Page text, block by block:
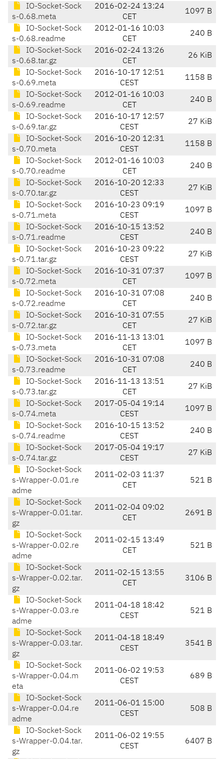
IO-Socket-Sock
s-0.68.meta
2016-02-24 13:24
CET
1097 B
IO-Socket-Sock
s-0.68.readme
2012-01-16 10:03
CET
240 B
IO-Socket-Sock
s-0.68.tar.gz
2016-02-24 13:26
CET
26 KiB
IO-Socket-Sock
s-0.69.meta
2016-10-17 12:51
CEST
1158 B
IO-Socket-Sock
s-0.69.readme
2012-01-16 10:03
CET
240 B
IO-Socket-Sock
s-0.69.tar.gz
2016-10-17 12:57
CEST
27 KiB
IO-Socket-Sock
s-0.70.meta
2016-10-20 12:31
CEST
1158 B
IO-Socket-Sock
s-0.70.readme
2012-01-16 10:03
CET
240 B
IO-Socket-Sock
s-0.70.tar.gz
2016-10-20 12:33
CEST
27 KiB
IO-Socket-Sock
s-0.71.meta
2016-10-23 09:19
CEST
1097 B
IO-Socket-Sock
s-0.71.readme
2016-10-15 13:52
CEST
240 B
IO-Socket-Sock
s-0.71.tar.gz
2016-10-23 09:22
CEST
27 KiB
IO-Socket-Sock
s-0.72.meta
2016-10-31 07:37
CET
1097 B
IO-Socket-Sock
s-0.72.readme
2016-10-31 07:08
CET
240 B
IO-Socket-Sock
s-0.72.tar.gz
2016-10-31 07:55
CET
27 KiB
IO-Socket-Sock
s-0.73.meta
2016-11-13 13:01
CET
1097 B
IO-Socket-Sock
s-0.73.readme
2016-10-31 07:08
CET
240 B
IO-Socket-Sock
s-0.73.tar.gz
2016-11-13 13:51
CET
27 KiB
IO-Socket-Sock
s-0.74.meta
2017-05-04 19:14
CEST
1097 B
IO-Socket-Sock
s-0.74.readme
2016-10-15 13:52
CEST
240 B
IO-Socket-Sock
s-0.74.tar.gz
2017-05-04 19:17
CEST
27 KiB
IO-Socket-Sock
s-Wrapper-0.01.re
adme
2011-02-03 11:37
CET
521 B
IO-Socket-Sock
s-Wrapper-0.01.tar.
gz
2011-02-04 09:02
CET
2691 B
IO-Socket-Sock
s-Wrapper-0.02.re
adme
2011-02-15 13:49
CET
521 B
IO-Socket-Sock
s-Wrapper-0.02.tar.
gz
2011-02-15 13:55
CET
3106 B
IO-Socket-Sock
s-Wrapper-0.03.re
adme
2011-04-18 18:42
CEST
521 B
IO-Socket-Sock
s-Wrapper-0.03.tar.
gz
2011-04-18 18:49
CEST
3541 B
IO-Socket-Sock
s-Wrapper-0.04.m
eta
2011-06-02 19:53
CEST
689 B
IO-Socket-Sock
s-Wrapper-0.04.re
adme
2011-06-01 15:00
CEST
508 B
IO-Socket-Sock
s-Wrapper-0.04.tar.
gz
2011-06-02 19:55
CEST
6407 B